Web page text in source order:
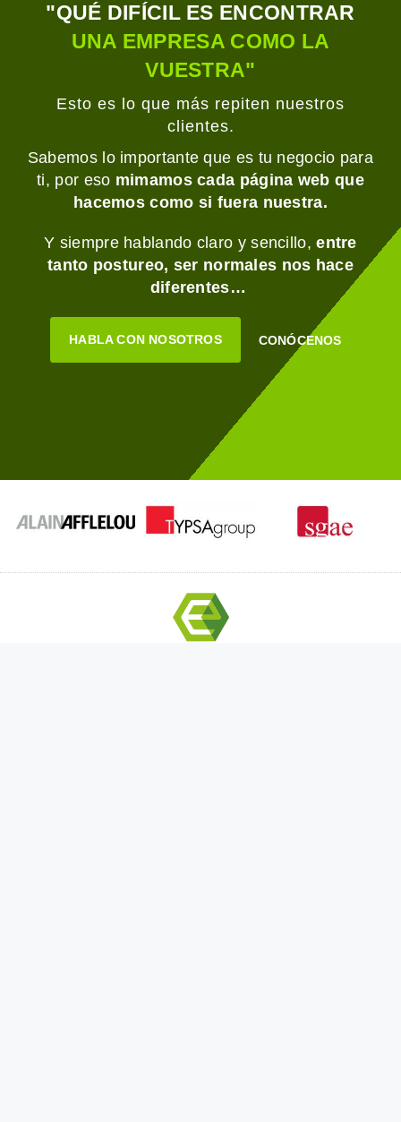
"QUÉ DIFÍCIL ES ENCONTRAR
UNA EMPRESA COMO LA
VUESTRA"
Esto es lo que más repiten nuestros
clientes.
Sabemos lo importante que es tu negocio para
ti, por eso mimamos cada página web que
hacemos como si fuera nuestra.
Y siempre hablando claro y sencillo,entre
tanto postureo, ser normales nos hace
diferentes…
HABLA CON NOSOTROS CONÓCENOS